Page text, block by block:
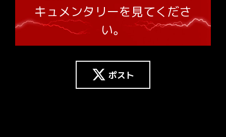
キュメンタリーを見てくださ
い。
ポスト